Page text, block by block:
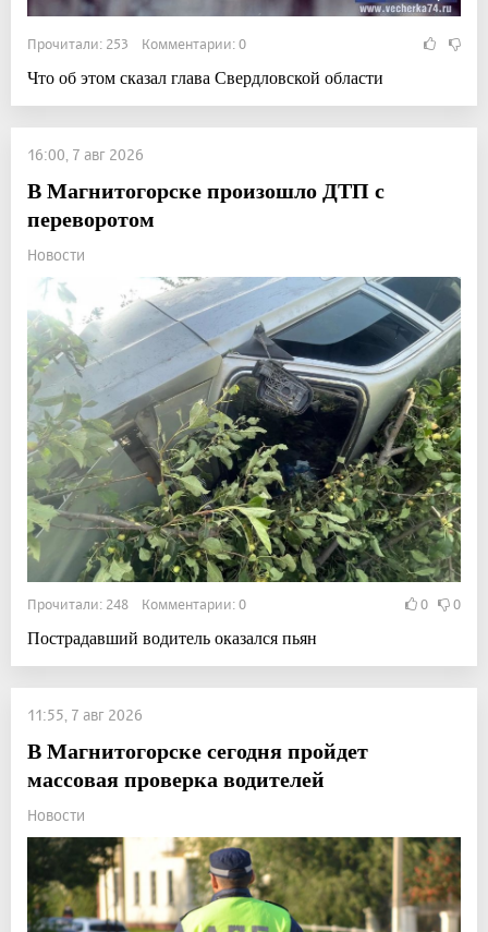
Прочитали: 253 Комментарии: 0
Что об этом сказал глава Свердловской области
16:00, 7 авг 2026
В Магнитогорске произошло ДТП с
переворотом
Новости
Прочитали: 248 Комментарии: 0 0 0
Пострадавший водитель оказался пьян
11:55, 7 авг 2026
В Магнитогорске сегодня пройдет
массовая проверка водителей
Новости